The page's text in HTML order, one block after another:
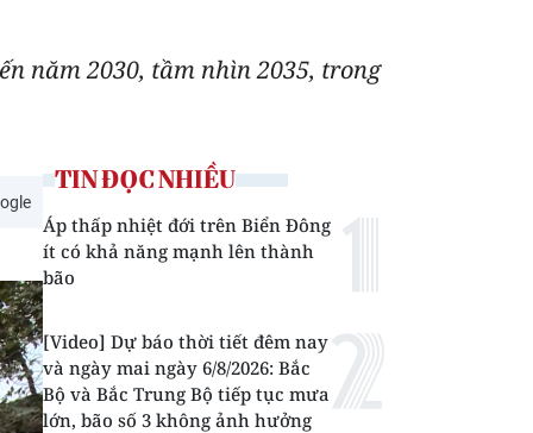
năm 2030, tầm nhìn 2035, trong
TIN ĐỌC NHIỀU
Áp thấp nhiệt đới trên Biển Đông
ít có khả năng mạnh lên thành
bão
[Video] Dự báo thời tiết đêm nay
và ngày mai ngày 6/8/2026: Bắc
Bộ và Bắc Trung Bộ tiếp tục mưa
lớn, bão số 3 không ảnh hưởng